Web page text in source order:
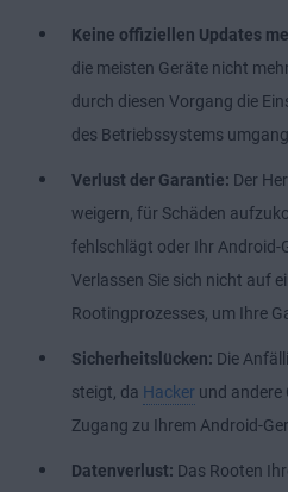
Keine offiziellen Updates
die meisten Geräte nicht
durch diesen Vorgang die
des Betriebssystems
Verlust der Garantie: Der
weigern, für Schäden
fehlschlägt oder Ihr Android-
Verlassen Sie sich nicht auf
Rootingprozesses, um Ihre
Sicherheitslücken: Die
steigt, da Hacker und andere
Zugang zu Ihrem Android-
Datenverlust: Das Rooten